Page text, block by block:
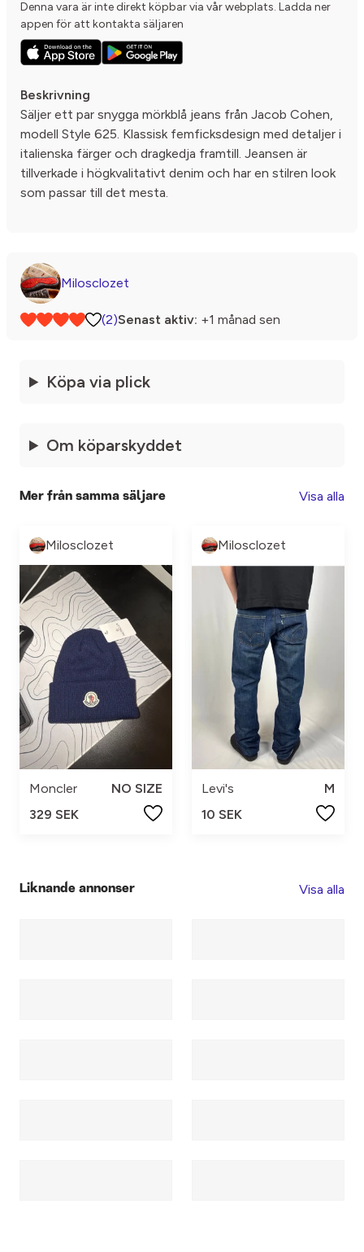
Denna vara är inte direkt köpbar via vår webplats. Ladda ner
appen för att kontakta säljaren
Beskrivning
Säljer ett par snygga mörkblå jeans från Jacob Cohen,
modell Style 625. Klassisk femficksdesign med detaljer i
italienska färger och dragkedja framtill. Jeansen är
tillverkade i högkvalitativt denim och har en stilren look
som passar till det mesta.
Milosclozet
(2)Senast aktiv: +1 månad sen
Köpa via plick
Om köparskyddet
Mer från samma säljare Visa alla
Milosclozet
Moncler
NO SIZE
329 SEK
Milosclozet
Levi's
M
10 SEK
Liknande annonser Visa alla